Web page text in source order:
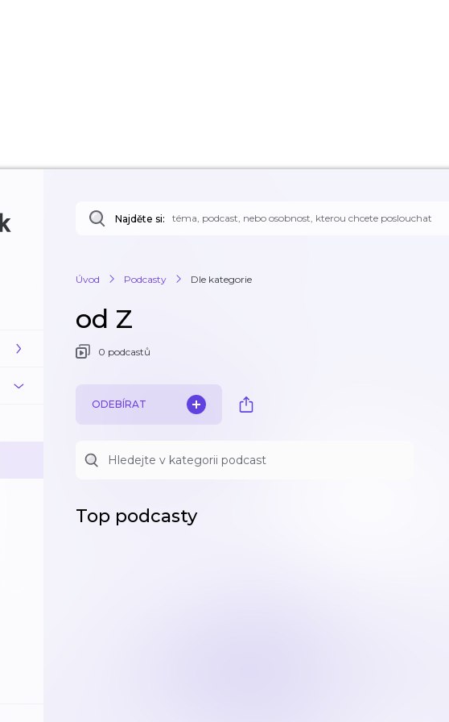
Najděte si:
Úvod Podcasty Dle kategorie
od Z
0 podcastů
ODEBÍRAT
Top podcasty